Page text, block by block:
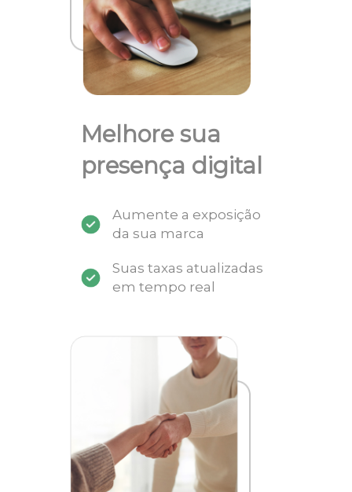
Melhore sua
presença digital
Aumente a exposição
da sua marca
Suas taxas atualizadas
em tempo real